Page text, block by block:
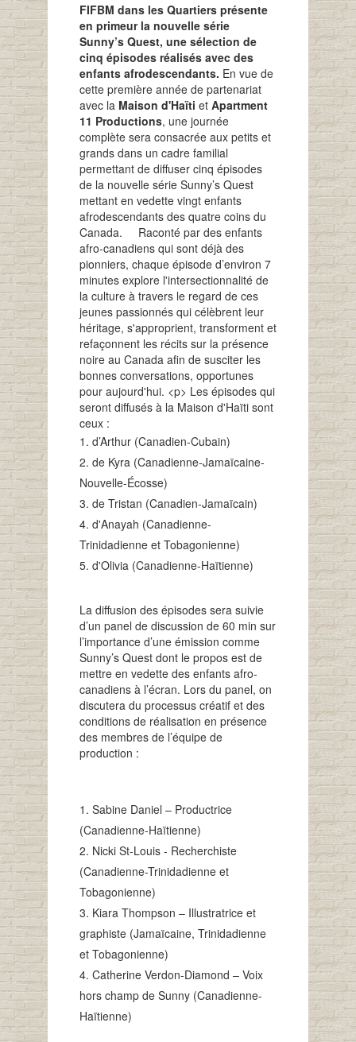
FIFBM dans les Quartiers présente
en primeur la nouvelle série
Sunny’s Quest, une sélection de
cinq épisodes réalisés avec des
enfants afrodescendants. En vue de
cette première année de partenariat
avec la Maison d'Haïti et Apartment
11 Productions, une journée
complète sera consacrée aux petits et
grands dans un cadre familial
permettant de diffuser cinq épisodes
de la nouvelle série Sunny’s Quest
mettant en vedette vingt enfants
afrodescendants des quatre coins du
Canada.
Raconté par des enfants
afro-canadiens qui sont déjà des
pionniers, chaque épisode d’environ 7
minutes explore l'intersectionnalité de
la culture à travers le regard de ces
jeunes passionnés qui célèbrent leur
héritage, s'approprient, transforment et
refaçonnent les récits sur la présence
noire au Canada afin de susciter les
bonnes conversations, opportunes
pour aujourd'hui. <p> Les épisodes qui
seront diffusés à la Maison d'Haïti sont
ceux :
d’Arthur (Canadien-Cubain)
de Kyra (Canadienne-Jamaïcaine-
Nouvelle-Écosse)
de Tristan (Canadien-Jamaïcain)
d'Anayah (Canadienne-
Trinidadienne et Tobagonienne)
d'Olivia (Canadienne-Haïtienne)
La diffusion des épisodes sera suivie
d’un panel de discussion de 60 min sur
l’importance d’une émission comme
Sunny’s Quest dont le propos est de
mettre en vedette des enfants afro-
canadiens à l’écran. Lors du panel, on
discutera du processus créatif et des
conditions de réalisation en présence
des membres de l’équipe de
production :
Sabine Daniel – Productrice
(Canadienne-Haïtienne)
Nicki St-Louis - Recherchiste
(Canadienne-Trinidadienne et
Tobagonienne)
Kiara Thompson – Illustratrice et
graphiste (Jamaïcaine, Trinidadienne
et Tobagonienne)
Catherine Verdon-Diamond – Voix
hors champ de Sunny (Canadienne-
Haïtienne)